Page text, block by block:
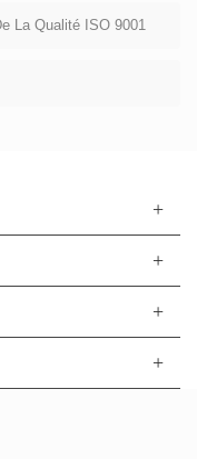
La Qualité ISO 9001